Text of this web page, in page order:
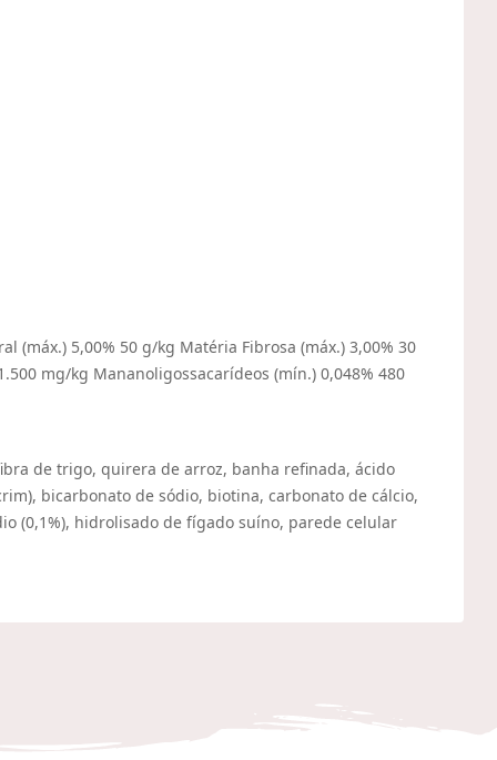
(máx.) 5,00% 50 g/kg Matéria Fibrosa (máx.) 3,00% 30
mg/kg Mananoligossacarídeos (mín.) 0,048% 480
de trigo, quirera de arroz, banha refinada, ácido
bicarbonato de sódio, biotina, carbonato de cálcio,
(0,1%), hidrolisado de fígado suíno, parede celular